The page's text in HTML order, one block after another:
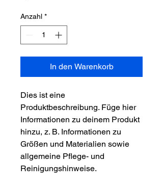
Anzahl *
In den Warenkorb
Dies ist eine
Produktbeschreibung. Füge hier
Informationen zu deinem Produkt
hinzu, z. B. Informationen zu
Größen und Materialien sowie
allgemeine Pflege- und
Reinigungshinweise.